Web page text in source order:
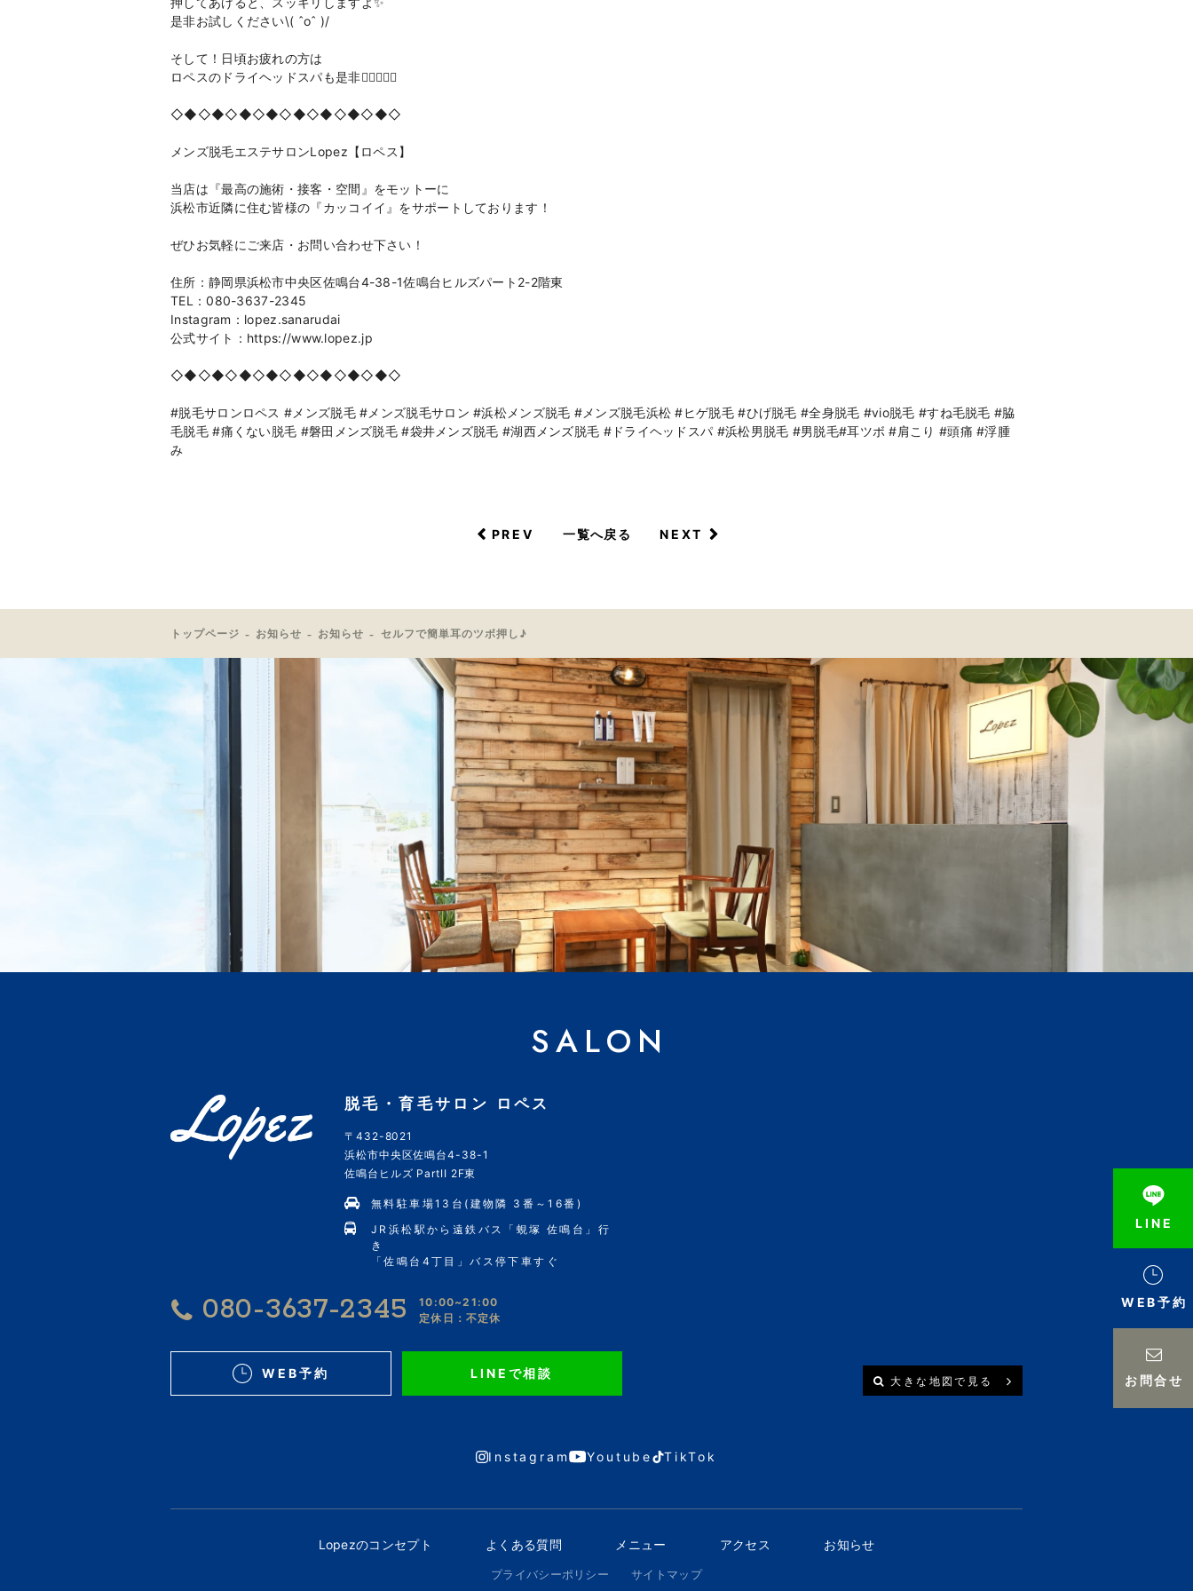
是非お試しください\( ˆoˆ )/
そして！日頃お疲れの方は
ロペスのドライヘッドスパも是非💆‍♂️💆🏻‍♀️
◇◆◇◆◇◆◇◆◇◆◇◆◇◆◇◆◇
メンズ脱毛エステサロンLopez【ロペス】
当店は『最高の施術・接客・空間』をモットーに
浜松市近隣に住む皆様の『カッコイイ』をサポートしております！
ぜひお気軽にご来店・お問い合わせ下さい！
住所：静岡県浜松市中央区佐鳴台4-38-1佐鳴台ヒルズパート2-2階東
TEL：080-3637-2345
Instagram：lopez.sanarudai
公式サイト：https://www.lopez.jp
◇◆◇◆◇◆◇◆◇◆◇◆◇◆◇◆◇
#脱毛サロンロペス #メンズ脱毛 #メンズ脱毛サロン #浜松メンズ脱毛 #メンズ脱毛浜松 #ヒゲ脱毛 #ひげ脱毛 #全身脱毛 #vio脱毛 #すね毛脱毛 #脇
毛脱毛 #痛くない脱毛 #磐田メンズ脱毛 #袋井メンズ脱毛 #湖西メンズ脱毛 #ドライヘッドスパ #浜松男脱毛 #男脱毛#耳ツボ #肩こり #頭痛 #浮腫
み
PREV 一覧へ戻る NEXT
トップページ お知らせ お知らせ セルフで簡単耳のツボ押し♪
LINE
WEB予約
お問合せ
SALON
脱毛・育毛サロン ロペス
〒432-8021
浜松市中央区佐鳴台4-38-1
佐鳴台ヒルズ PartII 2F東
無料駐車場13台(建物隣 3番～16番)
JR浜松駅から遠鉄バス「蜆塚 佐鳴台」行
き
「佐鳴台4丁目」バス停下車すぐ
080-3637-2345
10:00~21:00
定休日：不定休
WEB予約 LINEで相談 大きな地図で見る
Instagram Youtube TikTok
Lopezのコンセプト よくある質問 メニュー アクセス お知らせ
プライバシーポリシー サイトマップ